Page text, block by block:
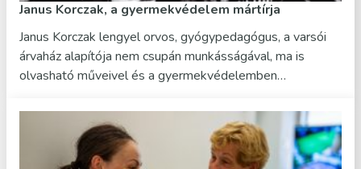
Janus Korczak, a gyermekvédelem mártírja
Janus Korczak lengyel orvos, gyógypedagógus, a varsói
árvaház alapítója nem csupán munkásságával, ma is
olvasható műveivel és a gyermekvédelemben…